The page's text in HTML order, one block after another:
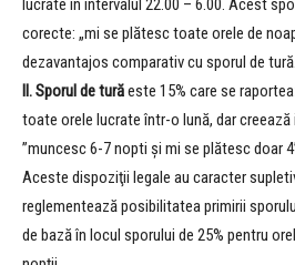
lucrate în intervalul 22.00 – 6.00. Acest
corecte: „mi se plătesc toate orele de
dezavantajos comparativ cu sporul de tură.
II. Sporul de turăeste 15% care se
toate orele lucrate într-o lună, dar
”muncesc 6-7 nopti și mi se plătesc doar
Aceste dispoziţii legale au caracter
reglementează posibilitatea primirii
de bază în locul sporului de 25% pentru